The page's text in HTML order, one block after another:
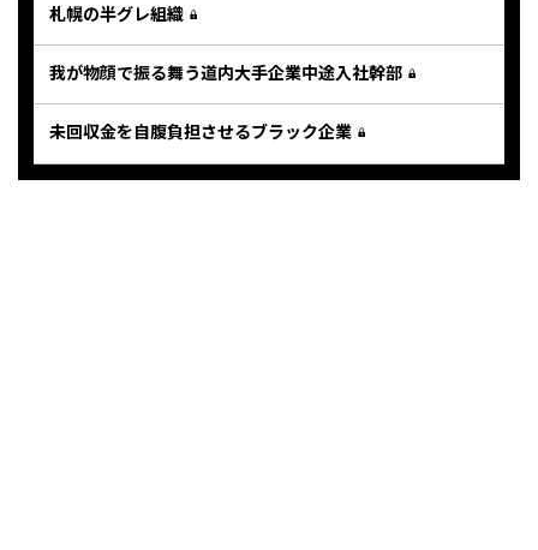
札幌の半グレ組織
我が物顔で振る舞う道内大手企業中途入社幹部
未回収金を自腹負担させるブラック企業